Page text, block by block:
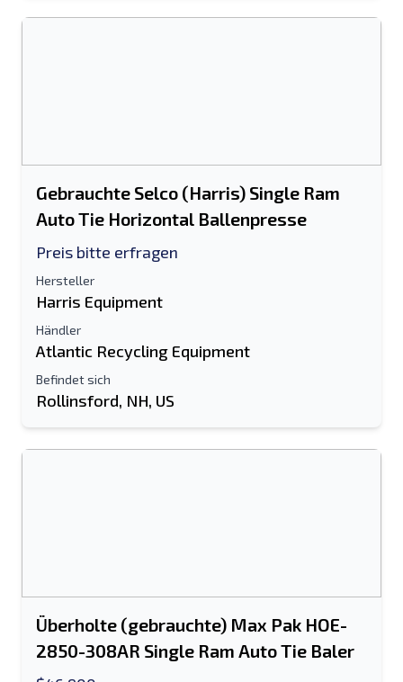
Gebrauchte Selco (Harris) Single Ram
Auto Tie Horizontal Ballenpresse
Preis bitte erfragen
Hersteller
Harris Equipment
Händler
Atlantic Recycling Equipment
Befindet sich
Rollinsford, NH, US
Überholte (gebrauchte) Max Pak HOE-
2850-308AR Single Ram Auto Tie Baler